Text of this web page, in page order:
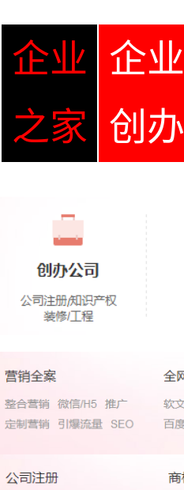
企业
之家
企业
创办